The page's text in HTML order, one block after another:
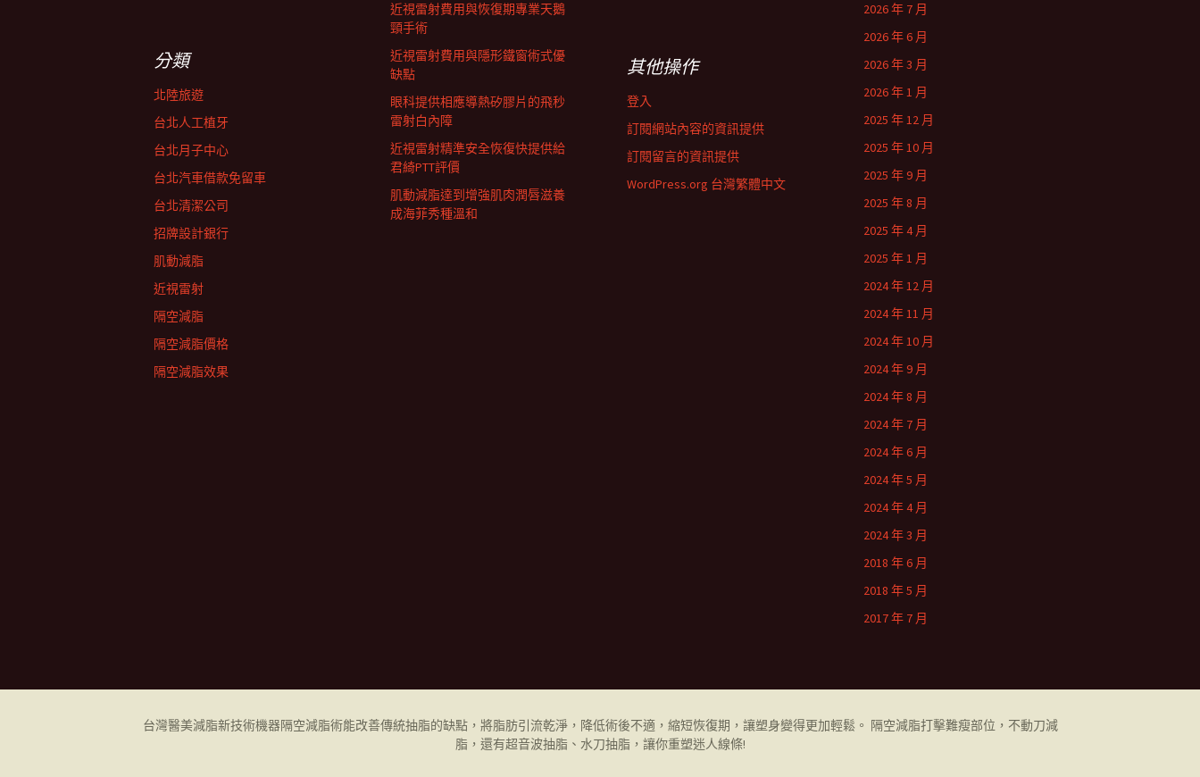
近視雷射費用與恢復期專業天鵝
頸手術
近視雷射費用與隱形鐵窗術式優
缺點
眼科提供相應導熱矽膠片的飛秒
雷射白內障
近視雷射精準安全恢復快提供給
君綺PTT評價
肌動減脂達到增強肌肉潤唇滋養
成海菲秀種溫和
2026 年 7 月
2026 年 6 月
2026 年 3 月
2026 年 1 月
2025 年 12 月
2025 年 10 月
2025 年 9 月
2025 年 8 月
2025 年 4 月
2025 年 1 月
2024 年 12 月
2024 年 11 月
2024 年 10 月
2024 年 9 月
2024 年 8 月
2024 年 7 月
2024 年 6 月
2024 年 5 月
2024 年 4 月
2024 年 3 月
2018 年 6 月
2018 年 5 月
2017 年 7 月
分類
北陸旅遊
台北人工植牙
台北月子中心
台北汽車借款免留車
台北清潔公司
招牌設計銀行
肌動減脂
近視雷射
隔空減脂
隔空減脂價格
隔空減脂效果
其他操作
登入
訂閱網站內容的資訊提供
訂閱留言的資訊提供
WordPress.org 台灣繁體中文
台灣醫美減脂新技術機器隔空減脂術能改善傳統抽脂的缺點，將脂肪引流乾淨，降低術後不適，縮短恢復期，讓塑身變得更加輕鬆。 隔空減脂打擊難瘦部位，不動刀減
脂，還有超音波抽脂、水刀抽脂，讓你重塑迷人線條!